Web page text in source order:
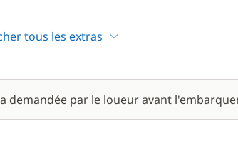
tous les extras
demandée par le loueur avant